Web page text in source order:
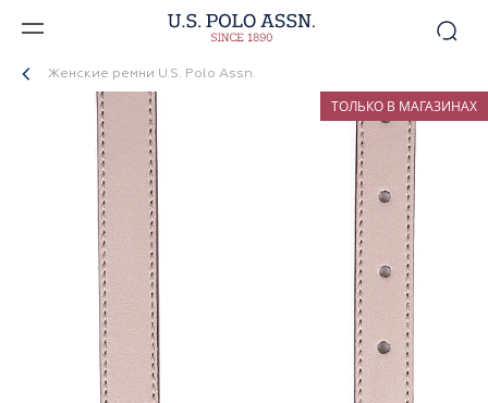
Женские ремни U.S. Polo Assn.
ТОЛЬКО В МАГАЗИНАХ